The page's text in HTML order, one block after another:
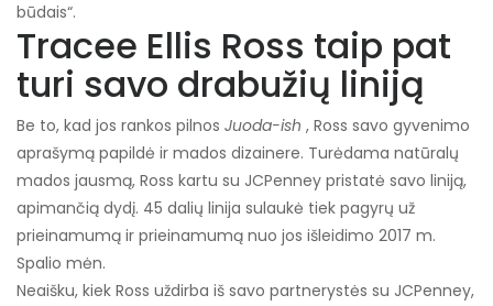
būdais“.
Tracee Ellis Ross taip pat
turi savo drabužių liniją
Be to, kad jos rankos pilnos Juoda-ish , Ross savo gyvenimo
aprašymą papildė ir mados dizainere. Turėdama natūralų
mados jausmą, Ross kartu su JCPenney pristatė savo liniją,
apimančią dydį. 45 dalių linija sulaukė tiek pagyrų už
prieinamumą ir prieinamumą nuo jos išleidimo 2017 m.
Spalio mėn.
Neaišku, kiek Ross uždirba iš savo partnerystės su JCPenney,